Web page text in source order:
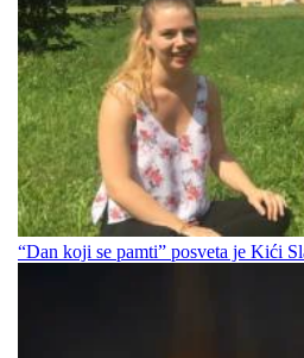
“Dan koji se pamti” posveta je Kići